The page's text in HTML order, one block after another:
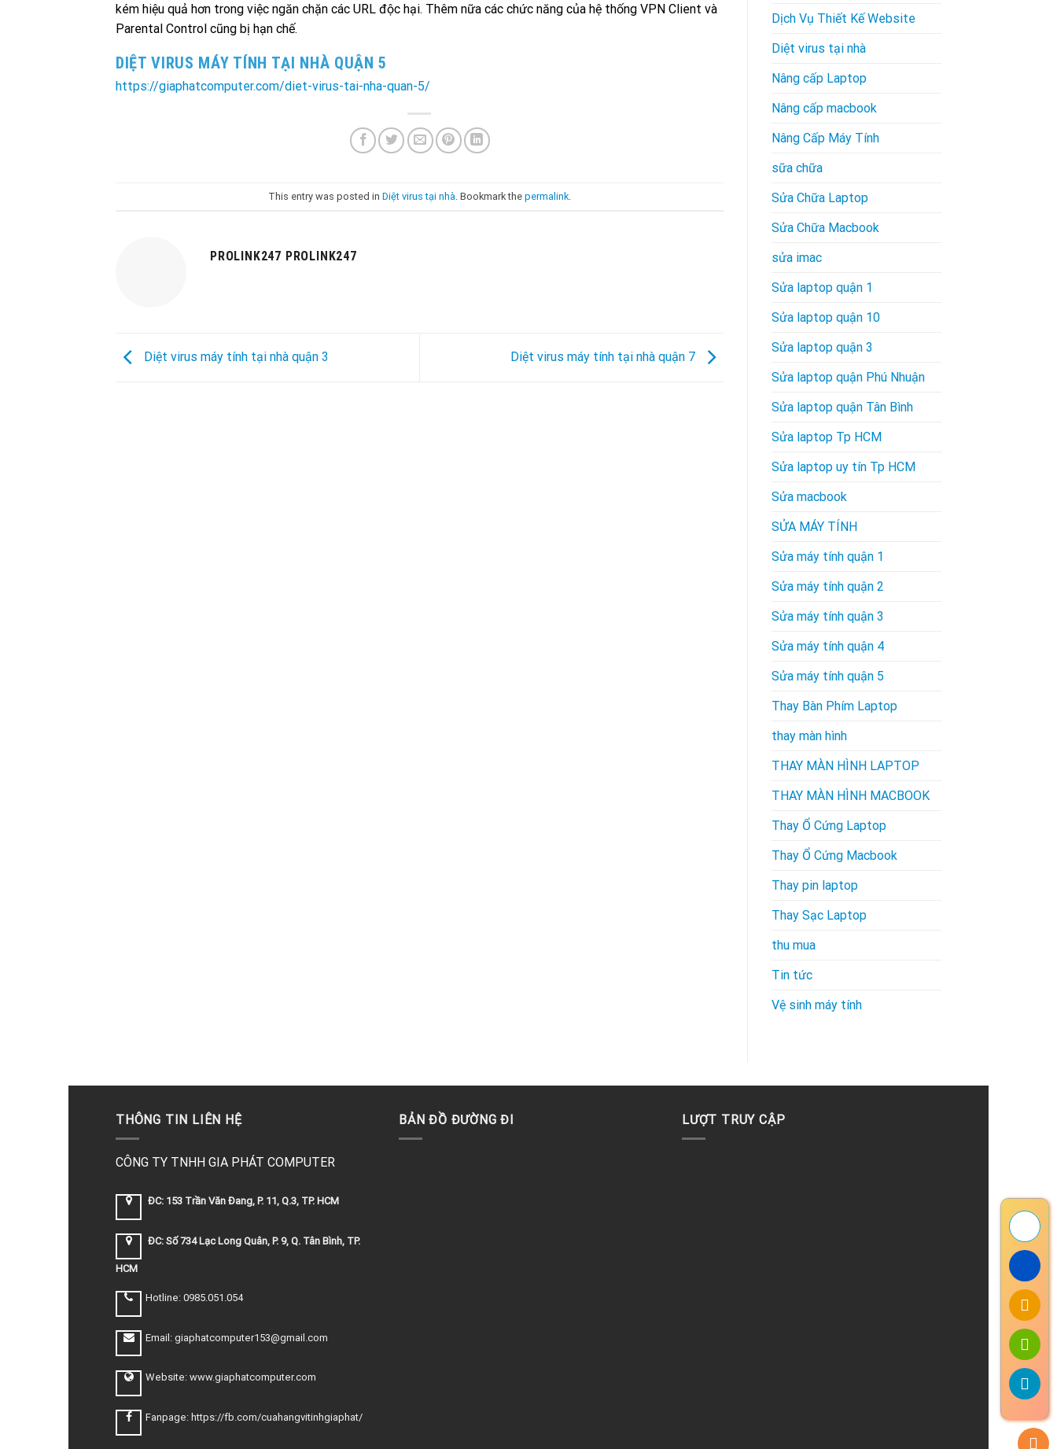
kém hiệu quả hơn trong việc ngăn chặn các URL độc hại. Thêm nữa các chức năng của hệ thống VPN Client và
Parental Control cũng bị hạn chế.
DIỆT VIRUS MÁY TÍNH TẠI NHÀ QUẬN 5
https://giaphatcomputer.com/diet-virus-tai-nha-quan-5/
This entry was posted in Diệt virus tại nhà . Bookmark the permalink.
PROLINK247 PROLINK247
Diệt virus máy tính tại nhà quận 3 Diệt virus máy tính tại nhà quận 7
Dịch Vụ Thiết Kế Website
Diệt virus tại nhà
Nâng cấp Laptop
Nâng cấp macbook
Nâng Cấp Máy Tính
sữa chữa
Sửa Chữa Laptop
Sửa Chữa Macbook
sửa imac
Sửa laptop quận 1
Sửa laptop quận 10
Sửa laptop quận 3
Sửa laptop quận Phú Nhuận
Sửa laptop quận Tân Bình
Sửa laptop Tp HCM
Sửa laptop uy tín Tp HCM
Sửa macbook
SỬA MÁY TÍNH
Sửa máy tính quận 1
Sửa máy tính quận 2
Sửa máy tính quận 3
Sửa máy tính quận 4
Sửa máy tính quận 5
Thay Bàn Phím Laptop
thay màn hình
THAY MÀN HÌNH LAPTOP
THAY MÀN HÌNH MACBOOK
Thay Ổ Cứng Laptop
Thay Ổ Cứng Macbook
Thay pin laptop
Thay Sạc Laptop
thu mua
Tin tức
Vệ sinh máy tính
THÔNG TIN LIÊN HỆ
CÔNG TY TNHH GIA PHÁT COMPUTER
ĐC: 153 Trần Văn Đang, P. 11, Q.3, TP. HCM
ĐC: Số 734 Lạc Long Quân, P. 9, Q. Tân Bình, TP.
HCM
Hotline: 0985.051.054
Email: giaphatcomputer153@gmail.com
Website: www.giaphatcomputer.com
Fanpage: https://fb.com/cuahangvitinhgiaphat/
BẢN ĐỒ ĐƯỜNG ĐI LƯỢT TRUY CẬP